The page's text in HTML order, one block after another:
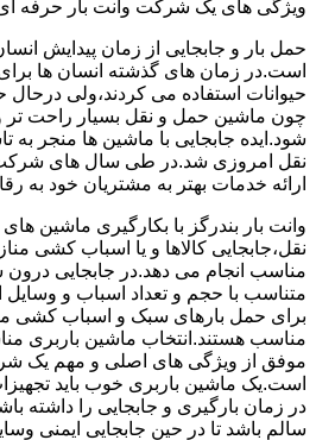
ویژگی های یک شرکت وانت بار حرفه
حمل بار و جابجایی از زمان پیدایش
است.در زمان های گذشته انسان ها
حیوانات استفاده می کردند،ولی درحال
چون ماشین حمل و نقل بسیار راحت تر
شود.ایده جابجایی با ماشین ها منجر
نقل امروزی شد.در طی سال های شرکت
ارائه خدمات بهتر به مشتریان خود به
وانت بار بندرگز با بکارگیری ماشین
نقل،جابجایی کالاها و یا اسباب کشی
مناسب انجام می دهد.در جابجایی
متناسب با حجم و تعداد اسباب و
برای حمل بارهای سبک و اسباب کشی
مناسب هستند.انتخاب ماشین باربری
موفق از ویژگی های اصلی و مهم یک
است.یک ماشین باربری خوب باید
در زمان بارگیری و جابجایی را داشته
سالم باشد تا در حین جابجایی ایمنی